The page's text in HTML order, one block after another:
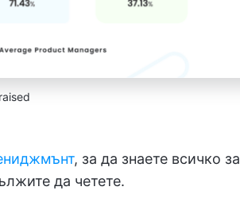
, за да знаете всичко за
да четете.